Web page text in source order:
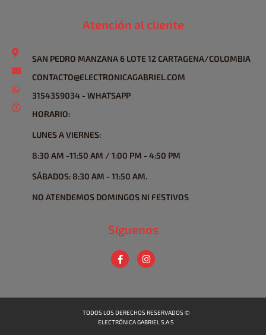
Atención al cliente
SAN PEDRO MANZANA 6 LOTE 12 CARTAGENA/COLOMBIA
CONTACTO@ELECTRONICAGABRIEL.COM
3154359034 - WHATSAPP
HORARIO:
LUNES A VIERNES:
8:30 AM -11:50 AM / 1:00 PM - 4:50 PM
SÁBADOS: 8:30 AM - 11:50 AM.
NO ATENDEMOS DOMINGOS NI FESTIVOS
Síguenos
TODOS LOS DERECHOS RESERVADOS ©
ELECTRÓNICA GABRIEL S.A.S